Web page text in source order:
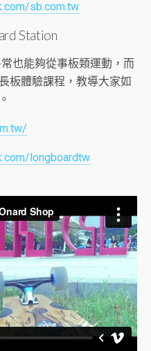
sb.com.tw
Station
也能夠從事板類運動，而
板體驗課程，教導大家如
longboardtw